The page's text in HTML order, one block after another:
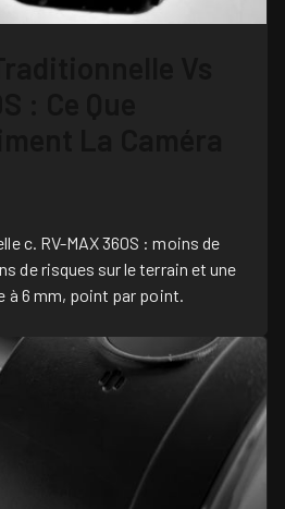
c. RV-MAX 360S : moins de
de risques sur le terrain et une
à 6 mm, point par point.